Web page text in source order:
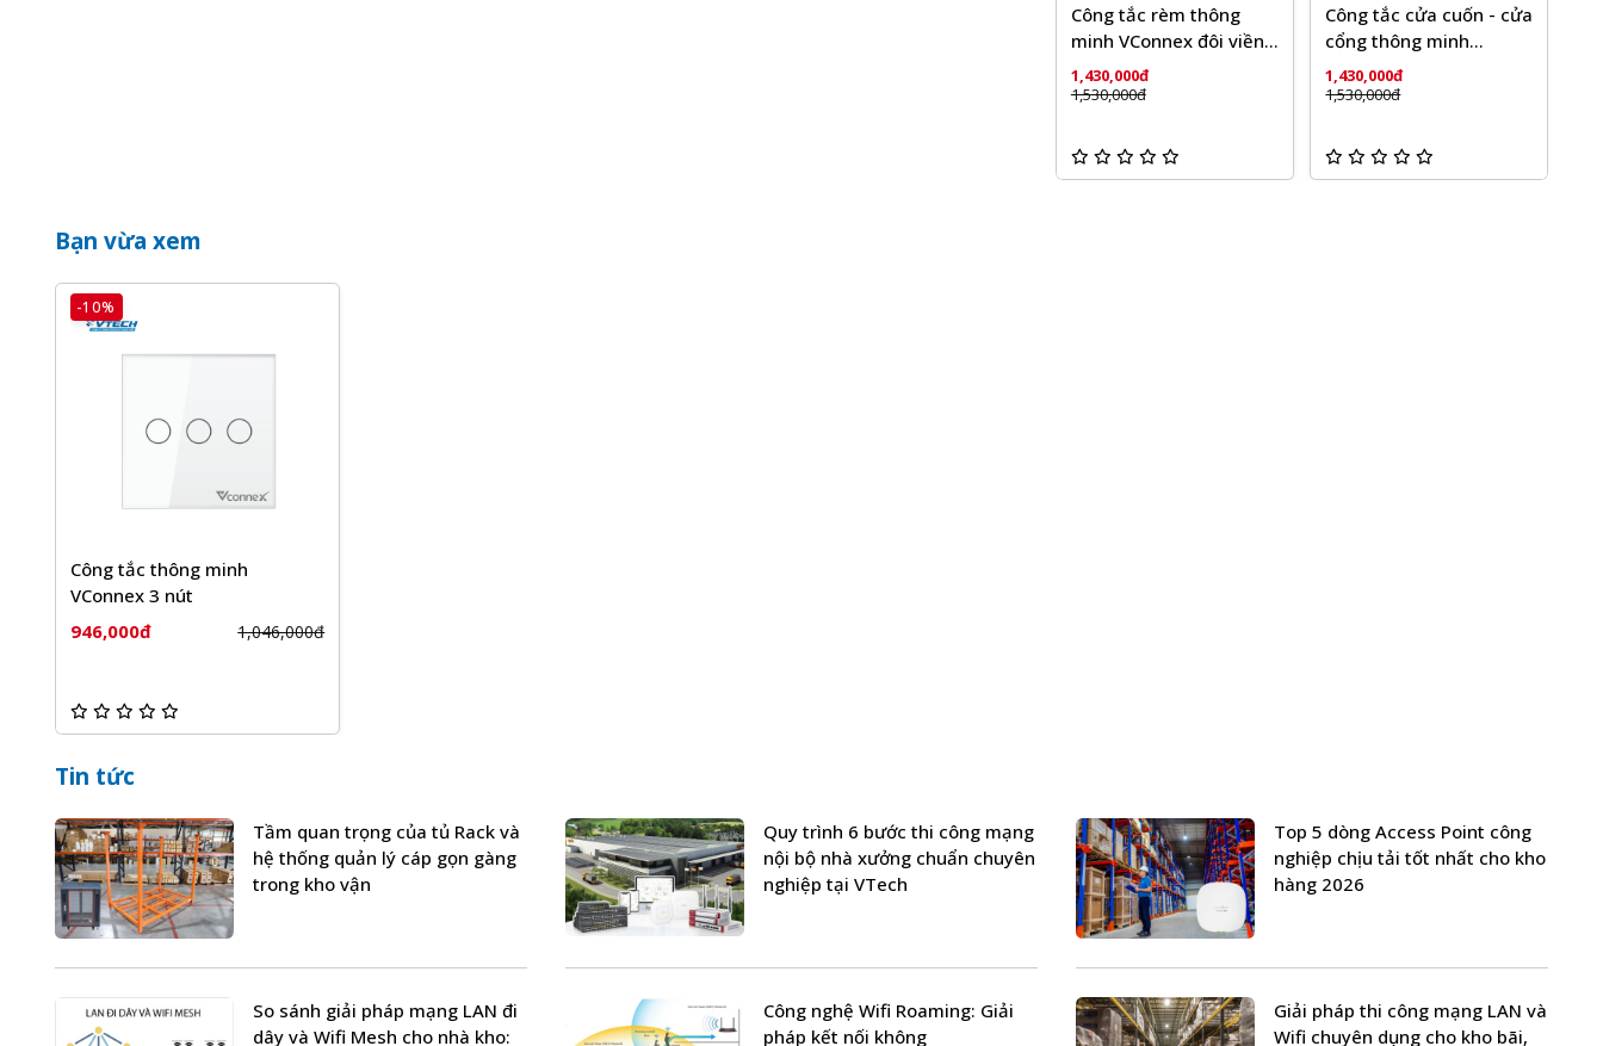
Tích hợp với hệ sinh thái nhà thông minh: Công tắc thông minh có thể kết nối và tương tác với các thiết bị
Tiết kiệm năng lượng: Bằng cách tự động hóa và giám sát việc sử dụng điện, công tắc thông minh giúp tiết
kiệm năng lượng và giảm chi phí điện.
Dễ dàng cài đặt và sử dụng: Hầu hết các công tắc thông minh có thể thay thế cho công tắc thông thường
mà không cần phải thay đổi hệ thống dây điện phức tạp. Người dùng chỉ cần cài đặt ứng dụng trên điện
thoại và kết nối với Wi-Fi.
Điều khiển bằng giọng nói: Thiết bị này của Vconnex được tích hợp việc điều khiển từ xa thông qua Google
Công tắc rèm thông
minh VConnex đôi viền
nhôm
1,430,000đ
1,530,000đ
Công tắc cửa cuốn - cửa
cổng thông minh
VConnex viền nhôm
1,430,000đ
1,530,000đ
Bạn vừa xem
-10%
Công tắc thông minh
VConnex 3 nút
946,000đ
1,046,000đ
Tin tức
Tầm quan trọng của tủ Rack và
hệ thống quản lý cáp gọn gàng
trong kho vận
Quy trình 6 bước thi công mạng
nội bộ nhà xưởng chuẩn chuyên
nghiệp tại VTech
Top 5 dòng Access Point công
nghiệp chịu tải tốt nhất cho kho
hàng 2026
So sánh giải pháp mạng LAN đi
dây và Wifi Mesh cho nhà kho:
Công nghệ Wifi Roaming: Giải
pháp kết nối không
Giải pháp thi công mạng LAN và
Wifi chuyên dụng cho kho bãi,